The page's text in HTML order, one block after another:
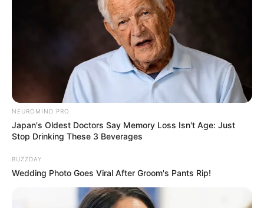
Deixe um Comentário
NEUROMIND PRO
Japan's Oldest Doctors Say Memory Loss Isn't Age: Just
Stop Drinking These 3 Beverages
BUZZDAY
Wedding Photo Goes Viral After Groom's Pants Rip!